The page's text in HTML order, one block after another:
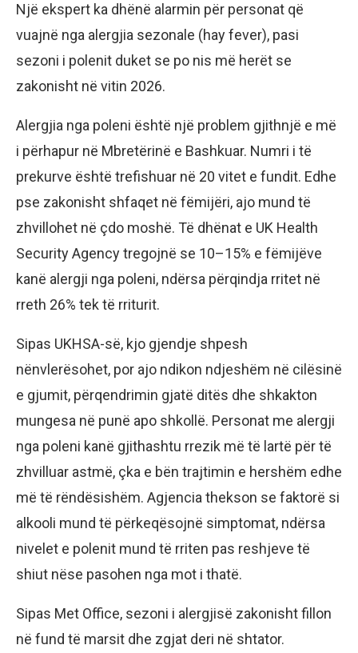
Një ekspert ka dhënë alarmin për personat që
vuajnë nga alergjia sezonale (hay fever), pasi
sezoni i polenit duket se po nis më herët se
zakonisht në vitin 2026.
Alergjia nga poleni është një problem gjithnjë e më
i përhapur në Mbretërinë e Bashkuar. Numri i të
prekurve është trefishuar në 20 vitet e fundit. Edhe
pse zakonisht shfaqet në fëmijëri, ajo mund të
zhvillohet në çdo moshë. Të dhënat e UK Health
Security Agency tregojnë se 10–15% e fëmijëve
kanë alergji nga poleni, ndërsa përqindja rritet në
rreth 26% tek të rriturit.
Sipas UKHSA-së, kjo gjendje shpesh
nënvlerësohet, por ajo ndikon ndjeshëm në cilësinë
e gjumit, përqendrimin gjatë ditës dhe shkakton
mungesa në punë apo shkollë. Personat me alergji
nga poleni kanë gjithashtu rrezik më të lartë për të
zhvilluar astmë, çka e bën trajtimin e hershëm edhe
më të rëndësishëm. Agjencia thekson se faktorë si
alkooli mund të përkeqësojnë simptomat, ndërsa
nivelet e polenit mund të rriten pas reshjeve të
shiut nëse pasohen nga mot i thatë.
Sipas Met Office, sezoni i alergjisë zakonisht fillon
në fund të marsit dhe zgjat deri në shtator.